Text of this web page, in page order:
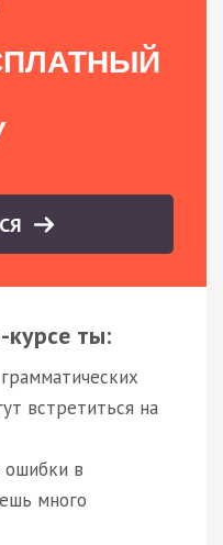
курсе ты:
встретиться на
ошибки в
много